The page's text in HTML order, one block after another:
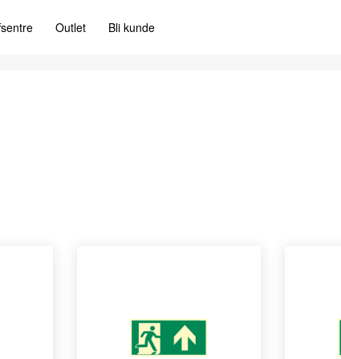
Outlet Bli kunde